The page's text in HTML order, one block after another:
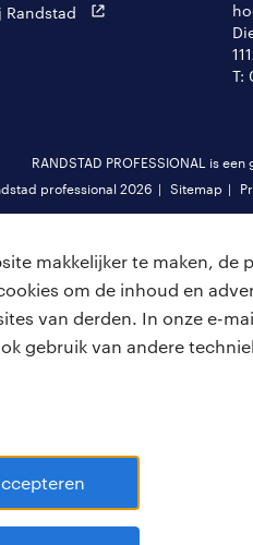
makkelijker te maken, de
om de inhoud en
van derden. In onze e-
gebruik van andere
Randstad
T:
RANDSTAD PROFESSIONAL is
professional 2026
Sitemap